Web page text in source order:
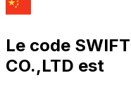
Le code
CO.,LTD est